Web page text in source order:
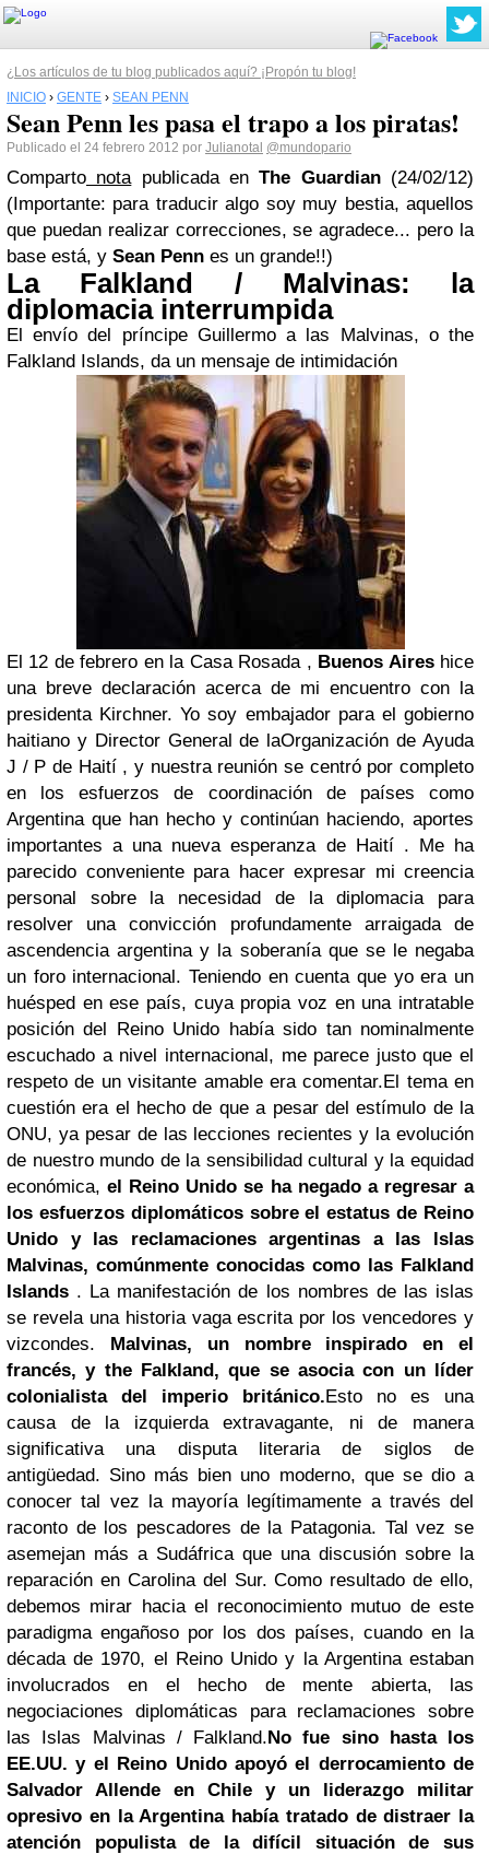
¿Los artículos de tu blog publicados aquí? ¡Propón tu blog!
INICIO › GENTE › SEAN PENN
Sean Penn les pasa el trapo a los piratas!
Publicado el 24 febrero 2012 por Julianotal @mundopario
Comparto notapublicada enThe Guardian(24/02/12)
(Importante: para traducir algo soy muy bestia, aquellos
que puedan realizar correcciones, se agradece... pero la
base está, y Sean Penn es un grande!!)
La Falkland / Malvinas: la
diplomacia interrumpida
El envío del príncipe Guillermo a las Malvinas, o the
Falkland Islands, da un mensaje de intimidación
El 12 de febrero en la Casa Rosada, Buenos Aireshice
una breve declaración acerca de mi encuentro con la
presidenta Kirchner.Yo soy embajador para el gobierno
haitiano y Director General de laOrganización de Ayuda
J / P de Haití, y nuestra reunión se centró por completo
en los esfuerzos de coordinación de países como
Argentina que han hecho y continúan haciendo, aportes
importantes a una nueva esperanza de Haití . Me ha
parecido conveniente para hacer expresar mi creencia
personal sobre la necesidad de la diplomacia para
resolver una convicción profundamente arraigada de
ascendencia argentina y la soberanía que se le negaba
un foro internacional. Teniendo en cuenta que yo era un
huésped en ese país, cuya propia voz en una intratable
posición del Reino Unido había sido tan nominalmente
escuchado a nivel internacional, me parece justo que el
respeto de un visitante amable era comentar.El tema en
cuestión era el hecho de que a pesar del estímulo de la
ONU, ya pesar de las lecciones recientes y la evolución
de nuestro mundo de la sensibilidad cultural y la equidad
económica,el Reino Unido se ha negado a regresar a
los esfuerzos diplomáticos sobre el estatus de Reino
Unido y las reclamaciones argentinas a las lslas
Malvinas, comúnmente conocidas como las Falkland
Islands . La manifestación de los nombres de las islas
se revela una historia vaga escrita por los vencedores y
vizcondes. Malvinas, un nombre inspirado en el
francés, y the Falkland, que se asocia con un líder
colonialista del imperio británico.Esto no es una
causa de la izquierda extravagante, ni de manera
significativa una disputa literaria de siglos de
antigüedad. Sino más bien uno moderno, que se dio a
conocer tal vez la mayoría legítimamente a través del
raconto de los pescadores de la Patagonia. Tal vez se
asemejan más a Sudáfrica que una discusión sobre la
reparación en Carolina del Sur.Como resultado de ello,
debemos mirar hacia el reconocimiento mutuo de este
paradigma engañoso por los dos países, cuando en la
década de 1970, el Reino Unido y la Argentina estaban
involucrados en el hecho de mente abierta, las
negociaciones diplomáticas para reclamaciones sobre
las Islas Malvinas / Falkland.No fue sino hasta los
EE.UU. y el Reino Unido apoyó el derrocamiento de
Salvador Allende en Chile y un liderazgo militar
opresivo en la Argentina había tratado de distraer la
atención populista de la difícil situación de sus